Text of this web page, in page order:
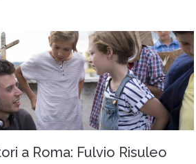
a Roma: Fulvio Risuleo